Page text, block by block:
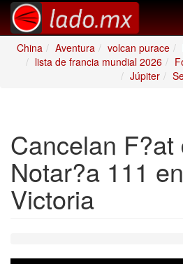
China
Aventura volcan purace
lista de francia mundial 2026
Júpiter
Cancelan F?at
Notar?a 111
Victoria